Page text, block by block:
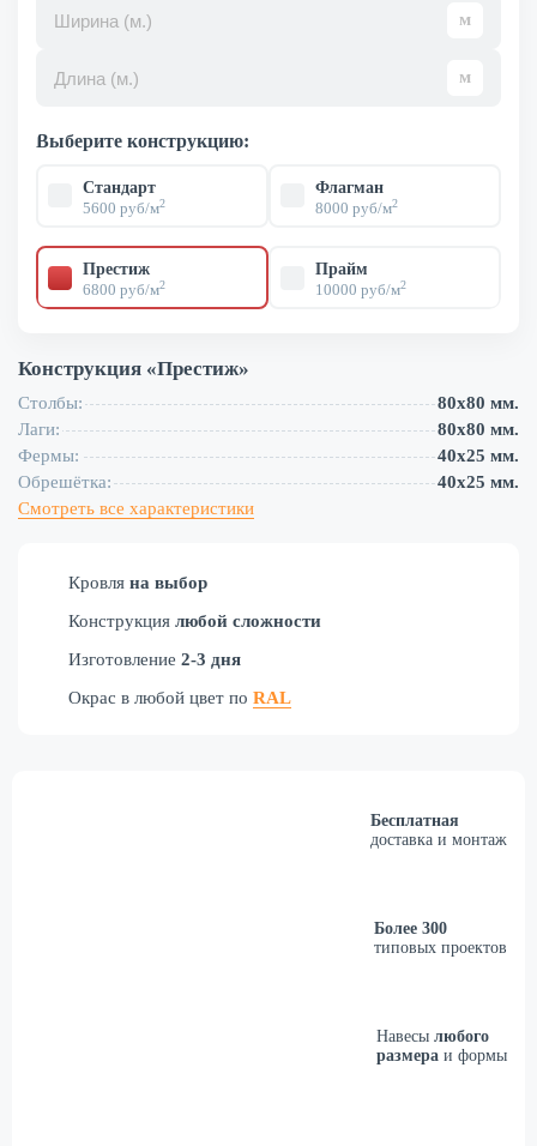
Выберите конструкцию:
Стандарт
5600 руб/м2
Престиж
6800 руб/м2
Флагман
8000 руб/м2
Прайм
10000 руб/м2
Конструкция «Престиж»
Столбы:
80х80 мм.
Лаги:
80х80 мм.
Фермы:
40х25 мм.
Обрешётка:
40х25 мм.
Смотреть все характеристики
Кровля на выбор
Конструкция любой сложности
Изготовление 2-3 дня
Окрас в любой цвет по RAL
Бесплатная
доставка и монтаж
Более 300
типовых проектов
Навесы любого
размера и формы